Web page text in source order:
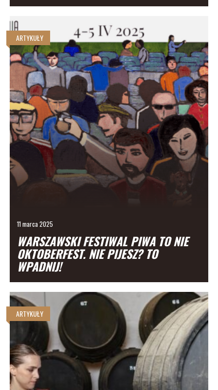
ARTYKUŁY
11 marca 2025
WARSZAWSKI FESTIWAL PIWA TO NIE
OKTOBERFEST. NIE PIJESZ? TO
WPADNIJ!
ARTYKUŁY